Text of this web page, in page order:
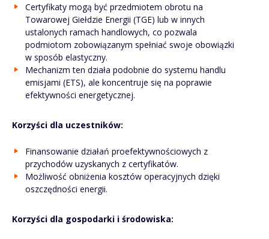
Certyfikaty mogą być przedmiotem obrotu na
Towarowej Giełdzie Energii (TGE) lub w innych
ustalonych ramach handlowych, co pozwala
podmiotom zobowiązanym spełniać swoje obowiązki
w sposób elastyczny.
Mechanizm ten działa podobnie do systemu handlu
emisjami (ETS), ale koncentruje się na poprawie
efektywności energetycznej.
Korzyści dla uczestników:
Finansowanie działań proefektywnościowych z
przychodów uzyskanych z certyfikatów.
Możliwość obniżenia kosztów operacyjnych dzięki
oszczędności energii.
Korzyści dla gospodarki i środowiska: